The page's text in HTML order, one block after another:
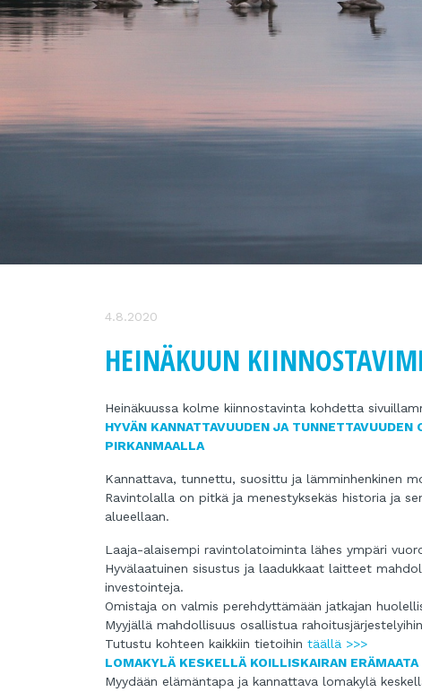
4.8.2020
HEINÄKUUN
Heinäkuussa kolme kiinnostavinta kohdetta
HYVÄN KANNATTAVUUDEN JA
PIRKANMAALLA
Kannattava, tunnettu, suosittu ja lämminhenkinen
Ravintolalla on pitkä ja menestyksekäs historia ja
alueellaan.
Laaja-alaisempi ravintolatoiminta lähes ympäri
Hyvälaatuinen sisustus ja laadukkaat laitteet
investointeja.
Omistaja on valmis perehdyttämään jatkajan
Myyjällä mahdollisuus osallistua
Tutustu kohteen kaikkiin tietoihin täällä >>>
LOMAKYLÄ KESKELLÄ KOILLISKAIRAN ERÄMAATA
Myydään elämäntapa ja kannattava lomakylä